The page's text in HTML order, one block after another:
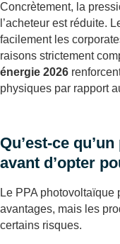
Concrètement, la
l’acheteur est réduite.
facilement les
raisons strictement
énergie 2026
physiques par rapport
Qu’est-ce
avant d’opter
Le PPA
avantages, mais les
certains risques.